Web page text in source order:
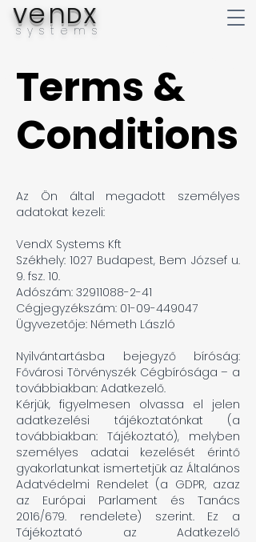
systems
VenDX
Terms &
Conditions
Terms &
Conditions
Az Ön által megadott személyes
adatokat kezeli:
VendX Systems Kft
Székhely: 1027 Budapest, Bem József u.
9. fsz. 10.
Adószám: 32911088-2-41
Cégjegyzékszám: 01-09-449047
Ügyvezetője: Németh László
Nyilvántartásba bejegyző bíróság:
Fővárosi Törvényszék Cégbírósága – a
továbbiakban: Adatkezelő.
Kérjük, figyelmesen olvassa el jelen
adatkezelési tájékoztatónkat (a
továbbiakban: Tájékoztató), melyben
személyes adatai kezelését érintő
gyakorlatunkat ismertetjük az Általános
Adatvédelmi Rendelet (a GDPR, azaz
az Európai Parlament és Tanács
2016/679. rendelete) szerint. Ez a
Tájékoztató az Adatkezelő